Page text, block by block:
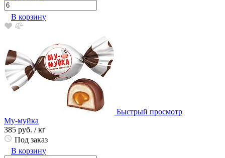
В корзину
Быстрый просмотр
Му-муйка
385 руб. / кг
Под заказ
В корзину